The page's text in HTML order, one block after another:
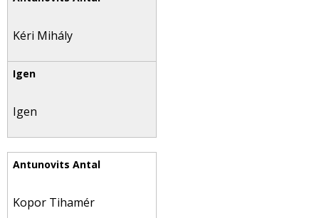
Kéri Mihály
Igen
Kopor Tihamér